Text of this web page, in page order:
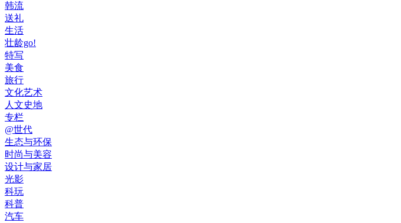
韩流
送礼
生活
壮龄go!
特写
美食
旅行
文化艺术
人文史地
专栏
@世代
生态与环保
时尚与美容
设计与家居
光影
科玩
科普
汽车